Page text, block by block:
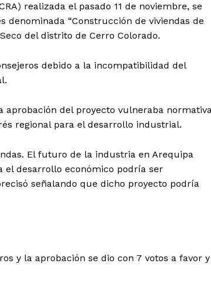
realizada el pasado 11 de noviembre, se
denominada “Construcción de viviendas de
del distrito de Cerro Colorado.
debido a la incompatibilidad del
aprobación del proyecto vulneraba
regional para el desarrollo industrial.
El futuro de la industria en Arequipa
el desarrollo económico podría ser
señalando que dicho proyecto podría
y la aprobación se dio con 7 votos a favor